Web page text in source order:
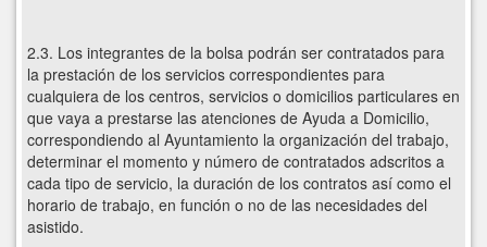
2.3. Los integrantes de la bolsa podrán ser contratados para
la prestación de los servicios correspondientes para
cualquiera de los centros, servicios o domicilios particulares en
que vaya a prestarse las atenciones de Ayuda a Domicilio,
correspondiendo al Ayuntamiento la organización del trabajo,
determinar el momento y número de contratados adscritos a
cada tipo de servicio, la duración de los contratos así como el
horario de trabajo, en función o no de las necesidades del
asistido.